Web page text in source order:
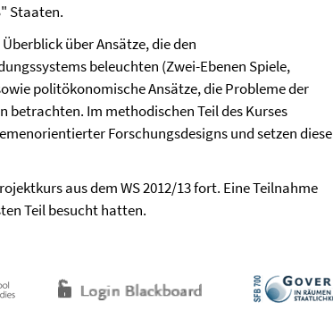
Staaten.
über Ansätze, die den
beleuchten (Zwei-Ebenen Spiele,
politökonomische Ansätze, die Probleme der
Im methodischen Teil des Kurses
Forschungsdesigns und setzen diese
aus dem WS 2012/13 fort. Eine Teilnahme
Teil besucht hatten.